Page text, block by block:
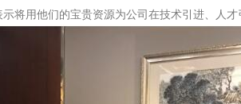
将用他们的宝贵资源为公司在技术引进、人才